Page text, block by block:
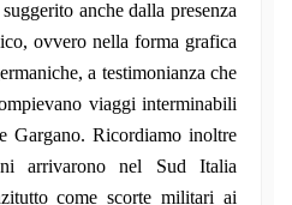
anche dalla presenza
ovvero nella forma grafica
a testimonianza che
viaggi interminabili
Gargano. Ricordiamo inoltre
arrivarono nel Sud Italia
come scorte militari ai